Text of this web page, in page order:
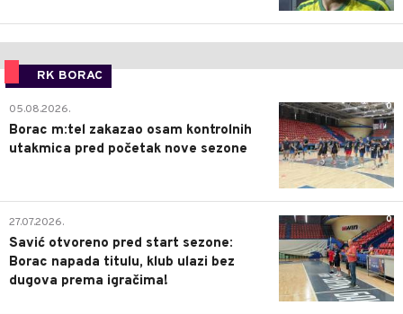
RK BORAC
0
05.08.2026.
Borac m:tel zakazao osam kontrolnih
utakmica pred početak nove sezone
0
27.07.2026.
Savić otvoreno pred start sezone:
Borac napada titulu, klub ulazi bez
dugova prema igračima!